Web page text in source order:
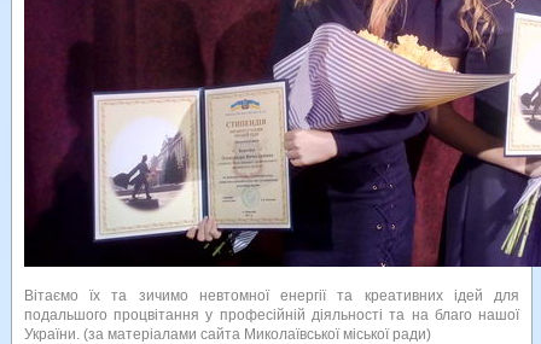
Вітаємо їх та зичимо невтомної енергії та креативних ідей для
подальшого процвітання у професійній діяльності та на благо нашої
України. (за матеріалами сайта Миколаївської міської ради)